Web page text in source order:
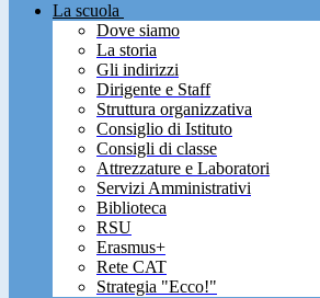
La scuola
Dove siamo
La storia
Gli indirizzi
Dirigente e Staff
Struttura organizzativa
Consiglio di Istituto
Consigli di classe
Attrezzature e Laboratori
Servizi Amministrativi
Biblioteca
RSU
Erasmus+
Rete CAT
Strategia "Ecco!"